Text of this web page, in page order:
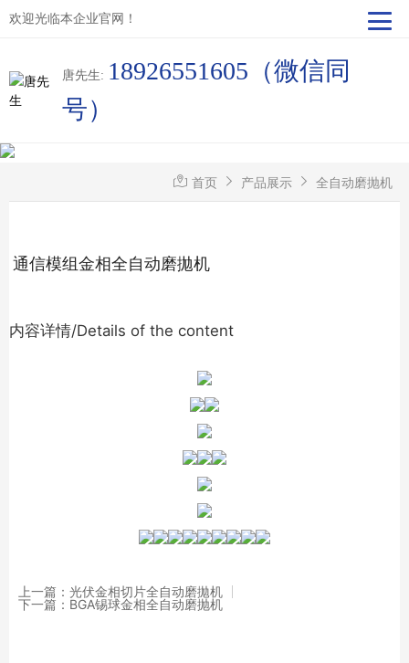
欢迎光临本企业官网！
唐先生: 18926551605（微信同
号）
首页 产品展示 全自动磨抛机
通信模组金相全自动磨拋机
内容详情/Details of the content
上一篇：光伏金相切片全自动磨拋机
下一篇：BGA锡球金相全自动磨抛机